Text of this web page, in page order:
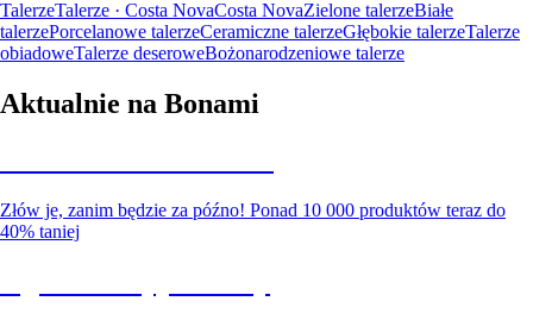
TalerzeTalerze · Costa NovaCosta NovaZielone talerzeBiałe
talerzePorcelanowe talerzeCeramiczne talerzeGłębokie talerzeTalerze
obiadoweTalerze deseroweBożonarodzeniowe talerze
Aktualnie na Bonami
Złów je, zanim będzie za późno! Ponad 10 000 produktów teraz do
40% taniej